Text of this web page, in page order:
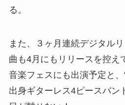
る。
また、３ヶ月連続デジタル
曲も4月にもリリースを控え
音楽フェスにも出演予定と
出身ギターレス4ピースバン